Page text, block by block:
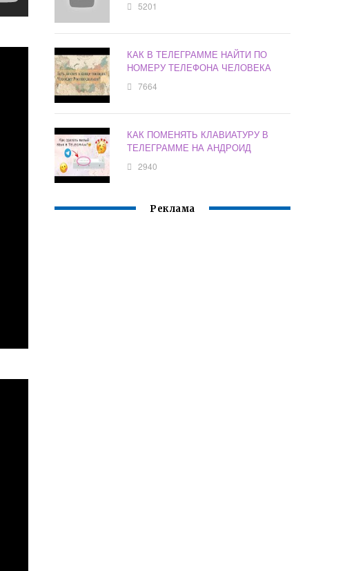
5201
КАК В ТЕЛЕГРАММЕ НАЙТИ ПО
НОМЕРУ ТЕЛЕФОНА ЧЕЛОВЕКА
7664
КАК ПОМЕНЯТЬ КЛАВИАТУРУ В
ТЕЛЕГРАММЕ НА АНДРОИД
2940
Реклама